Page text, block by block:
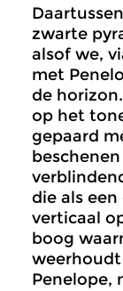
zwarte
alsof we,
met
de
op het
gepaard
die als
verticaal
boog
Penelope,